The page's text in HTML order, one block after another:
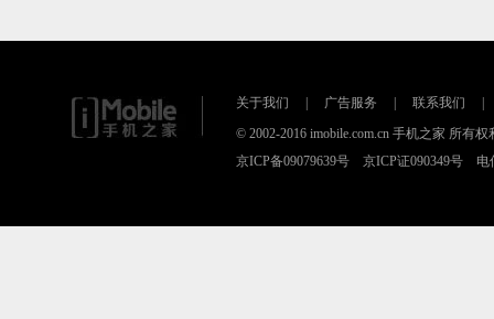
关于我们 广告服务 联系我们
© 2002-2016 imobile.com.cn 手机之家 所有
京ICP备09079639号 京ICP证090349号 电